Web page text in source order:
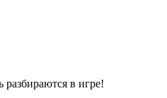
разбираются в игре!